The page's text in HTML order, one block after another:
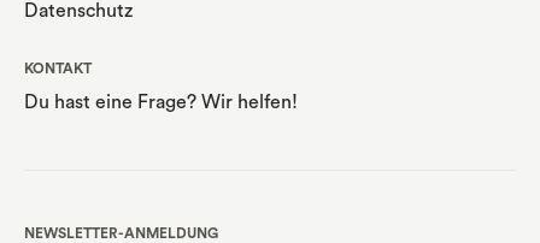
Datenschutz
KONTAKT
Du hast eine Frage? Wir helfen!
NEWSLETTER-ANMELDUNG